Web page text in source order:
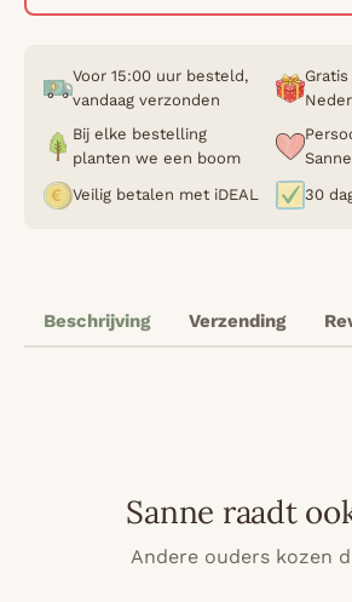
Voor 15:00 uur besteld,
vandaag verzonden
Bij elke bestelling
planten we een boom
Sanne
Veilig betalen met iDEAL
30
Beschrijving Verzending
Sanne raadt
Andere ouders kozen